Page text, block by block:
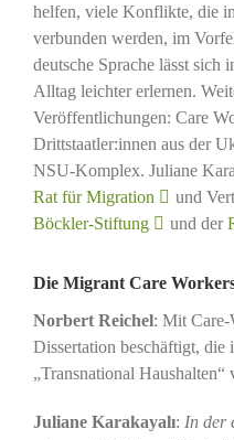
helfen, viele Konflikte, die
verbunden werden, im
deutsche Sprache lässt sich
Alltag leichter erlernen.
Veröffentlichungen: Care
Drittstaatler:innen aus der
NSU-Komplex. Juliane
Rat für Migration
und
Böckler-Stiftung
und der
Die Migrant Care
Norbert Reichel: Mit Care-
Dissertation beschäftigt, die
„Transnational
Juliane Karakayalı: In der